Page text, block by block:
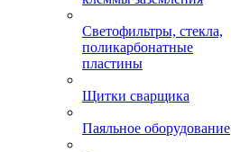
Светофильтры, стекла,
поликарбонатные
пластины
Щитки сварщика
Паяльное оборудование